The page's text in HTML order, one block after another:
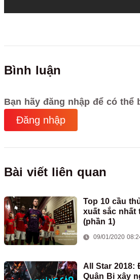
Bình luận
Bạn hãy đăng nhập để có thể
Đăng nhập
Bài viết liên quan
Top 10 cầu
xuất sắc nhất
(phần 1)
09/01/2020
All Star 2018:
Quân Bi xây